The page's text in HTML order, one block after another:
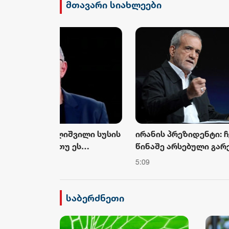
მთავარი სიახლეები
ირანის პრეზიდენტი: ჩვენ
წინაშე არსებული გარემოებები
რევოლუციის შემდეგ ყველაზე
ხალხს პროტესტისკენ უბიძგონ
გიგა
საბერძნეთი